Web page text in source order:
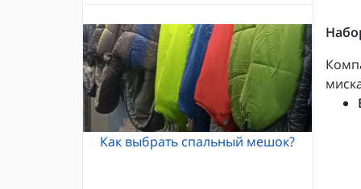
Кошки Grivel
Каски и шлемы для альпинизма
Жумары и зажимы
Карабины и оттяжки
Спусковые устройства
Как выбрать спальный мешок?